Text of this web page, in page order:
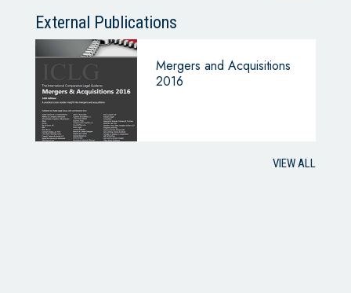
External Publications
Mergers and Acquisitions
2016
VIEW ALL